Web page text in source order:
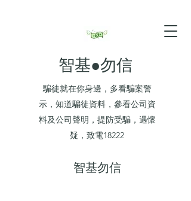
智基●勿信
騙徒就在你身邊，多看騙案警
示，知道騙徒資料，參看公司資
料及公司聲明，提防受騙，遇懷
疑，致電18222
​智基勿信